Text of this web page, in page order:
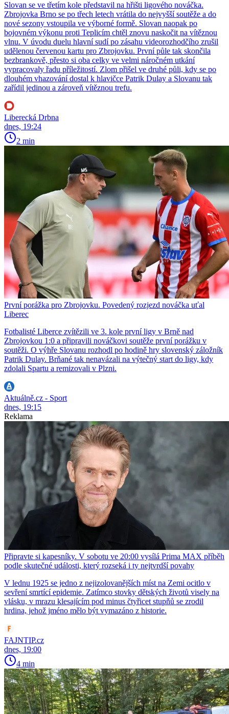
Slovan se ve třetím kole představil na hřišti ligového nováčka.
Zbrojovka Brno se po třech letech vrátila do nejvyšší soutěže a do
nové sezony vstoupila ve výborné formě. Slovan naopak po
bojovném výkonu proti Teplicím chtěl znovu naskočit na vítěznou
vlnu. V úvodu duelu hlavní sudí po zásahu videorozhodčího zrušil
udělenou červenou kartu pro Zbrojovku. První půle tak skončila
bezbrankově, přesto si oba celky ve velmi náročném utkání
vypracovaly řadu příležitostí. Zlom přišel ve druhé půli, kdy se po
dlouhém vhazování dostal k hlavičce Patrik Dulay a Slovanu tak
zařídil jedinou a zároveň vítěznou trefu.
Liberecká Drbna
dnes, 19:24
2 min
První porážka pro Zbrojovku. Povedený rozjezd nováčka uťal
Liberec
Fotbalisté Liberce zvítězili ve 3. kole první ligy v Brně nad
Zbrojovkou 1:0 a připravili nováčkovi soutěže první porážku v
soutěži. O výhře Slovanu rozhodl po hodině hry slovenský záložník
Patrik Dulay. Brňané tak nenavázali na výtečný start do ligy, kdy
zdolali Spartu a remizovali v Plzni.
Aktuálně.cz - Sport
dnes, 19:15
Reklama
Připravte si kapesníky. V sobotu ve 20:00 vysílá Prima MAX příběh
podle skutečné události, který rozseká i ty nejtvrdší povahy
V lednu 1925 se jedno z nejizolovanějších míst na Zemi ocitlo v
sevření smrtící epidemie. Zatímco stovky dětských životů visely na
vlásku, v mrazu klesajícím pod minus čtyřicet stupňů se zrodil
hrdina, jehož jméno mělo být vymazáno z historie.
FAJNTIP.cz
dnes, 19:00
4 min